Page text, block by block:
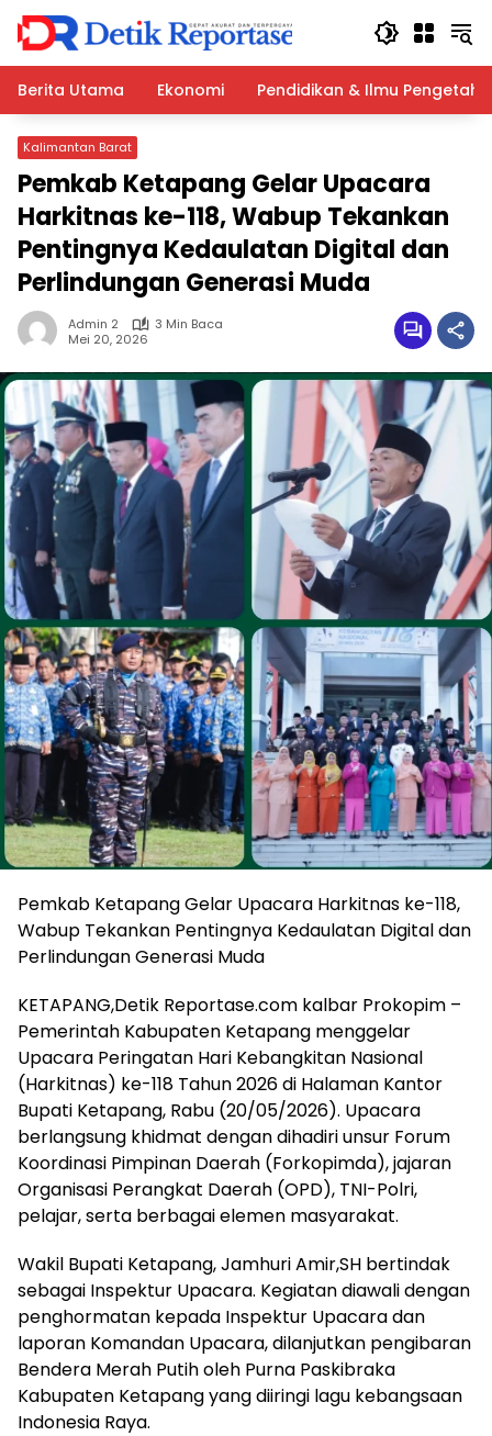
Langsung
konten
Berita Utama
Ekonomi Pendidikan & Ilmu
Kalimantan Barat
Pemkab Ketapang Gelar Upacara
Harkitnas ke-118, Wabup Tekankan
Pentingnya Kedaulatan Digital dan
Perlindungan Generasi Muda
Admin 2
3 Min Baca
Mei 20, 2026
Pemkab Ketapang Gelar Upacara Harkitnas ke-118,
Wabup Tekankan Pentingnya Kedaulatan Digital dan
Perlindungan Generasi Muda
KETAPANG,Detik Reportase.com kalbar Prokopim –
Pemerintah Kabupaten Ketapang menggelar
Upacara Peringatan Hari Kebangkitan Nasional
(Harkitnas) ke-118 Tahun 2026 di Halaman Kantor
Bupati Ketapang, Rabu (20/05/2026). Upacara
berlangsung khidmat dengan dihadiri unsur Forum
Koordinasi Pimpinan Daerah (Forkopimda), jajaran
Organisasi Perangkat Daerah (OPD), TNI-Polri,
pelajar, serta berbagai elemen masyarakat.
Wakil Bupati Ketapang, Jamhuri Amir,SH bertindak
sebagai Inspektur Upacara. Kegiatan diawali dengan
penghormatan kepada Inspektur Upacara dan
laporan Komandan Upacara, dilanjutkan pengibaran
Bendera Merah Putih oleh Purna Paskibraka
Kabupaten Ketapang yang diiringi lagu kebangsaan
Indonesia Raya.